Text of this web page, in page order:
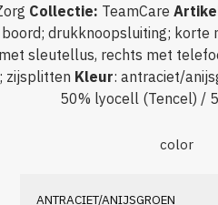
Collectie: TeamCare
drukknoopsluiting; korte
sleutellus, rechts met
zijsplitten Kleur: antraciet/
50% lyocell (Tencel) /
color